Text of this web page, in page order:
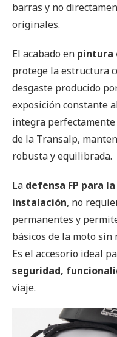
barras y no
originales.
El acabado en pintura
protege la estructura
desgaste producido
exposición constante
integra
de la Transalp,
robusta y equilibrada.
La defensa FP para
instalación, no
permanentes y
básicos de la moto sin
Es el accesorio ideal
seguridad,
viaje.